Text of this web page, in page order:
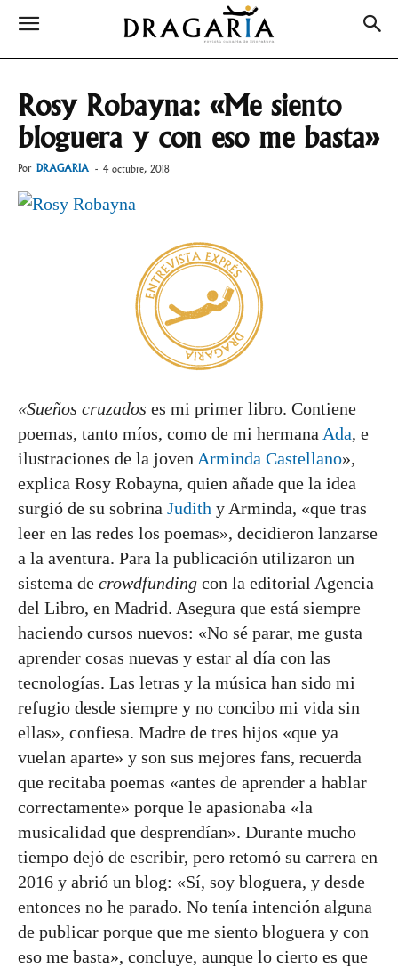
Rosy Robayna: «Me siento
bloguera y con eso me basta»
Por DRAGARIA - 4 octubre, 2018
«Sueños cruzados es mi primer libro. Contiene
poemas, tanto míos, como de mi hermana Ada, e
ilustraciones de la joven Arminda Castellano»,
explica Rosy Robayna, quien añade que la idea
surgió de su sobrina Judith y Arminda, «que tras
leer en las redes los poemas», decidieron lanzarse
a la aventura. Para la publicación utilizaron un
sistema de crowdfunding con la editorial Agencia
del Libro, en Madrid. Asegura que está siempre
haciendo cursos nuevos: «No sé parar, me gusta
aprender cosas nuevas y estar al día con las
tecnologías. Las letras y la música han sido mi
refugio desde siempre y no concibo mi vida sin
ellas», confiesa. Madre de tres hijos «que ya
vuelan aparte» y son sus mejores fans, recuerda
que recitaba poemas «antes de aprender a hablar
correctamente» porque le apasionaba «la
musicalidad que desprendían». Durante mucho
tiempo dejó de escribir, pero retomó su carrera en
2016 y abrió un blog: «Sí, soy bloguera, y desde
entonces no he parado. No tenía intención alguna
de publicar porque que me siento bloguera y con
eso me basta», concluye, aunque lo cierto es que